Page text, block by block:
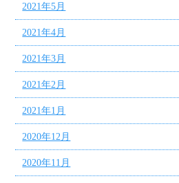
2021年5月
2021年4月
2021年3月
2021年2月
2021年1月
2020年12月
2020年11月